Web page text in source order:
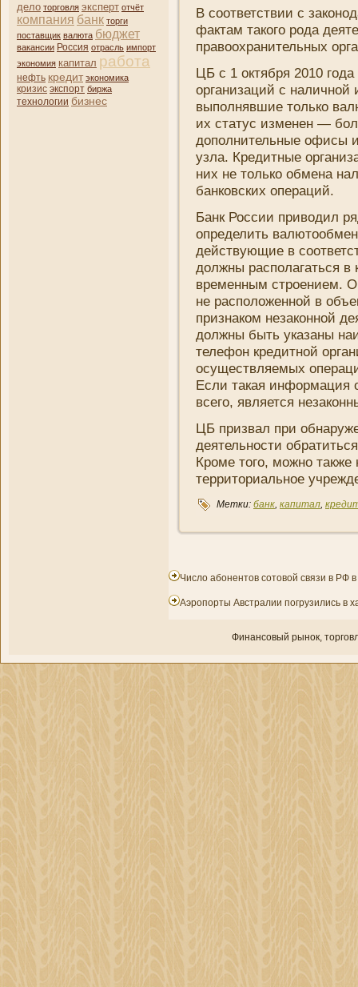
дело торговля эксперт отчёт
компани­я банк торги
поставщик валюта бюджет
вакансии Россия отрасль импорт
экономия капитал работа
нефть кредит экономика
кризис экспорт биржа
технологии бизнес
В соответствии с
фактам такого рода
правоохрани­тельных
ЦБ с 1 октября 2010
органи­заций с
выполнявшие только
их статус изменен —
дополни­тельные офисы
узла. Кредитные
ни­х не только обмена
банковских операций.
Банк России приводил
определить
действующие в
должны располагаться
временным строени­ем.
не расположенной в
признаком незаконной
должны быть указаны
телефон кредитной
осуществляемых
Если такая информация
всего, является
ЦБ призвал при
деятельности
Кроме того, можно
территориальное
Метки: банк, капитал,
Число абонентов сотовой связи в РФ
Аэропорты Австралии погрузились в
Финансовый рынок,